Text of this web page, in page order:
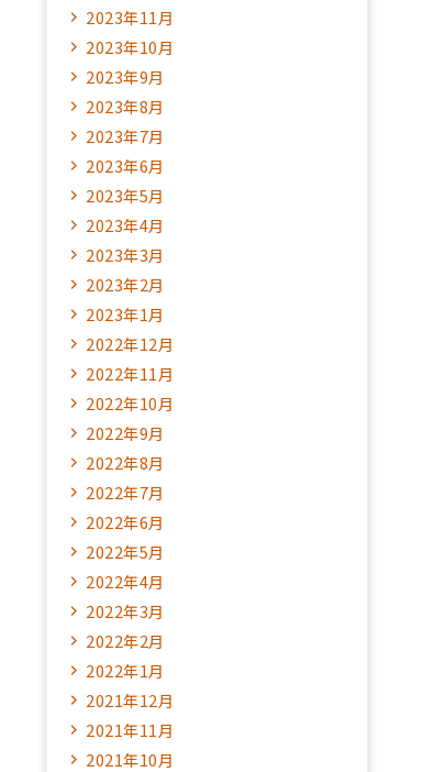
2023年11月
2023年10月
2023年9月
2023年8月
2023年7月
2023年6月
2023年5月
2023年4月
2023年3月
2023年2月
2023年1月
2022年12月
2022年11月
2022年10月
2022年9月
2022年8月
2022年7月
2022年6月
2022年5月
2022年4月
2022年3月
2022年2月
2022年1月
2021年12月
2021年11月
2021年10月